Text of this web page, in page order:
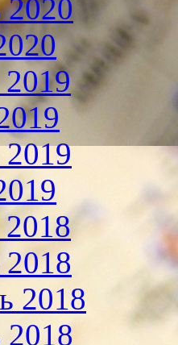
2020
2019
2018
2018